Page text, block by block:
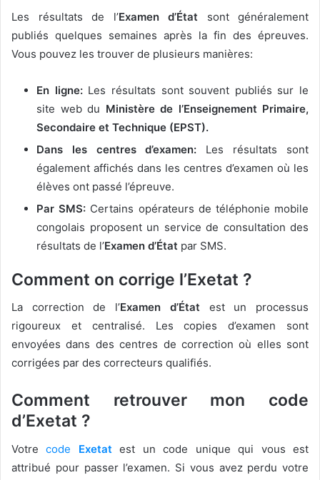
Les résultats de l’Examen d’État sont généralement
publiés quelques semaines après la fin des épreuves.
Vous pouvez les trouver de plusieurs manières:
En ligne:Les résultats sont souvent publiés sur le
site web du Ministère de l’Enseignement Primaire,
Secondaire et Technique (EPST).
Dans les centres d’examen: Les résultats sont
également affichés dans les centres d’examen où les
élèves ont passé l’épreuve.
Par SMS: Certains opérateurs de téléphonie mobile
congolais proposent un service de consultation des
résultats de l’Examen d’État par SMS.
Comment on corrige l’Exetat ?
La correction de l’Examen d’Étatest un processus
rigoureux et centralisé. Les copies d’examen sont
envoyées dans des centres de correction où elles sont
corrigées par des correcteurs qualifiés.
Comment retrouver mon code
d’Exetat ?
Votrecode Exetat est un code unique qui vous est
attribué pour passer l’examen. Si vous avez perdu votre